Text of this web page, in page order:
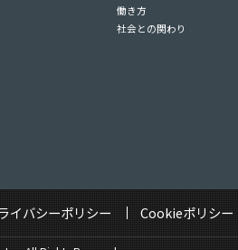
働き方
社会との関わり
イバシーポリシー Cookieポリシー